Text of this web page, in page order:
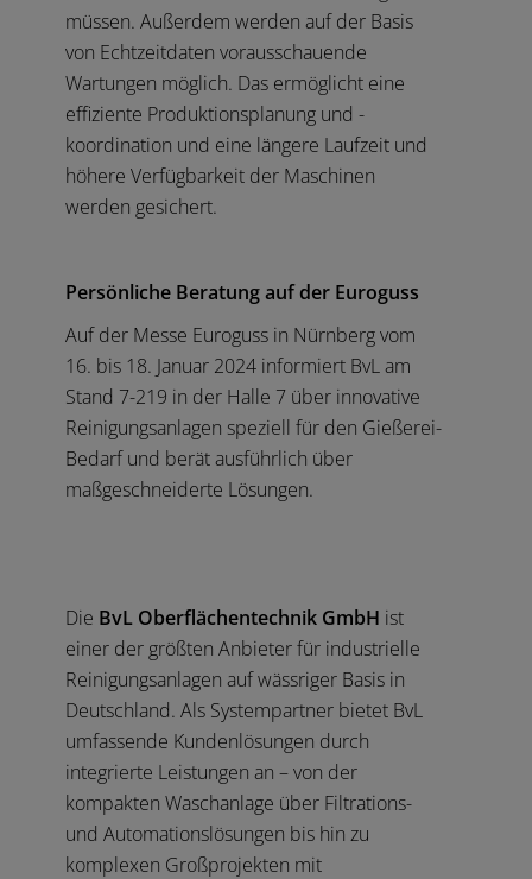
müssen. Außerdem werden auf der Basis
von Echtzeitdaten vorausschauende
Wartungen möglich. Das ermöglicht eine
effiziente Produktionsplanung und -
koordination und eine längere Laufzeit und
höhere Verfügbarkeit der Maschinen
werden gesichert.
Persönliche Beratung auf der Euroguss
Auf der Messe Euroguss in Nürnberg vom
16. bis 18. Januar 2024 informiert BvL am
Stand 7-219 in der Halle 7 über innovative
Reinigungsanlagen speziell für den Gießerei-
Bedarf und berät ausführlich über
maßgeschneiderte Lösungen.
Die BvL Oberflächentechnik GmbH ist
einer der größten Anbieter für industrielle
Reinigungsanlagen auf wässriger Basis in
Deutschland. Als Systempartner bietet BvL
umfassende Kundenlösungen durch
integrierte Leistungen an – von der
kompakten Waschanlage über Filtrations-
und Automationslösungen bis hin zu
komplexen Großprojekten mit